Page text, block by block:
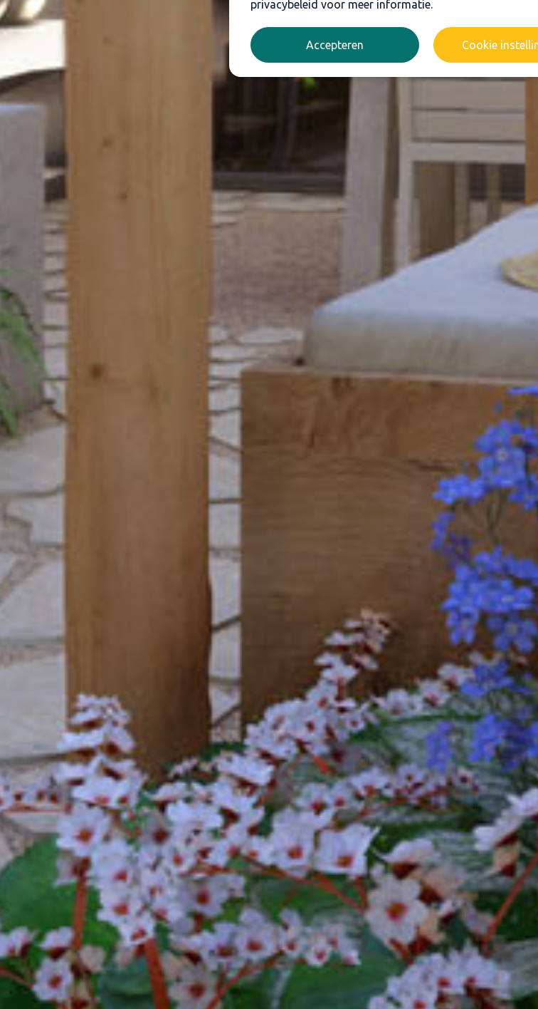
privacybeleid voor meer informatie.
Accepteren Cookie